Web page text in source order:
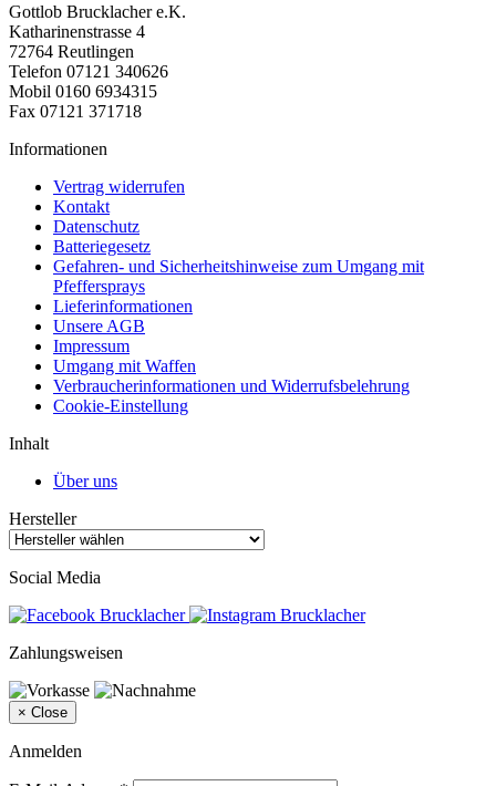
Gottlob Brucklacher e.K.
Katharinenstrasse 4
72764 Reutlingen
Telefon 07121 340626
Mobil 0160 6934315
Fax 07121 371718
Informationen
Vertrag widerrufen
Kontakt
Datenschutz
Batteriegesetz
Gefahren- und Sicherheitshinweise zum Umgang mit
Pfeffersprays
Lieferinformationen
Unsere AGB
Impressum
Umgang mit Waffen
Verbraucherinformationen und Widerrufsbelehrung
Cookie-Einstellung
Inhalt
Über uns
Hersteller
Social Media
Zahlungsweisen
× Close
Anmelden